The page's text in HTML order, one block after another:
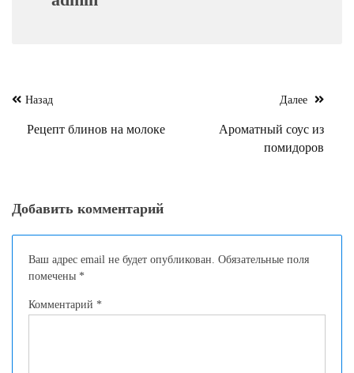
Навигация
записям
Назад
Рецепт блинов на молоке
Далее
Ароматный соус из
помидоров
Добавить комментарий
Ваш адрес email не будет опубликован. Обязательные поля
помечены *
Комментарий *